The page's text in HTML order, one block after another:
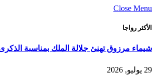
Close Menu
الأكثر رواجا
شيماء مرزوق تهنئ جلالة الملك بمناسبة الذكرى ال 27 لعيد
29 يوليو, 2026